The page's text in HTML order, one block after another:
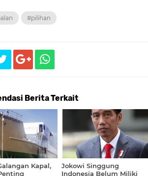
#pilihan
Berita Terkait
Kapal,
Jokowi Singgung
Indonesia Belum Miliki